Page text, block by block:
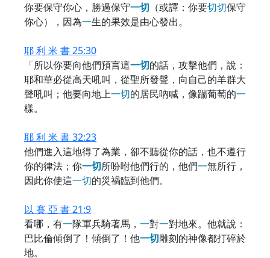
你要保守你心，勝過保守一切 （或譯：你要切切保守
你心），因為一生的果效是由心發出。
耶 利 米 書 25:30
「所以你要向他們預言這一切的話，攻擊他們，說：
耶和華必從高天吼叫，從聖所發聲，向自己的羊群大
聲吼叫；他要向地上一切的居民吶喊，像踹葡萄的一
樣。
耶 利 米 書 32:23
他們進入這地得了為業，卻不聽從你的話，也不遵行
你的律法；你一切所吩咐他們行的，他們一無所行，
因此你使這一切的災禍臨到他們。
以 賽 亞 書 21:9
看哪，有一隊軍兵騎著馬， 一對一對地來。他就說：
巴比倫傾倒了！傾倒了！他一切雕刻的神像都打碎於
地。